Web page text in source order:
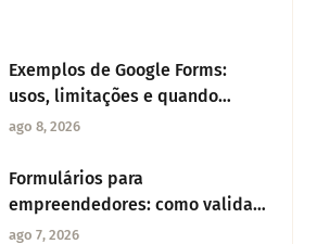
Exemplos de Google Forms:
usos, limitações e quando
migrar para uma alternativa
ago 8, 2026
Formulários para
empreendedores: como validar
sua ideia de negócio com dados
ago 7, 2026